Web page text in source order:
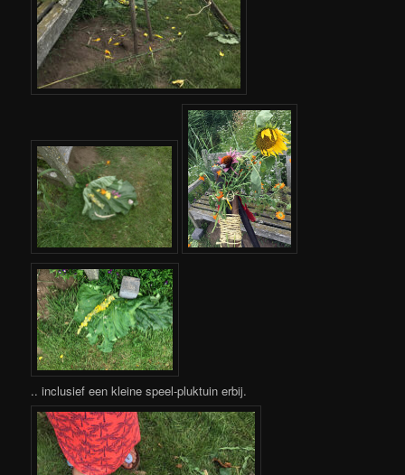
.. inclusief een kleine speel-pluktuin erbij.